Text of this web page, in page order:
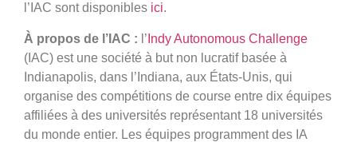
l’IAC sont disponibles ici.
À propos de l’IAC : l’ Indy Autonomous Challenge
(IAC) est une société à but non lucratif basée à
Indianapolis, dans l’Indiana, aux États-Unis, qui
organise des compétitions de course entre dix équipes
affiliées à des universités représentant 18 universités
du monde entier. Les équipes programment des IA